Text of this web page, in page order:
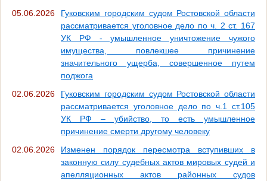
05.06.2026
Гуковским городским судом Ростовской области
рассматривается уголовное дело по ч. 2 ст. 167
УК РФ - умышленное уничтожение чужого
имущества, повлекшее причинение
значительного ущерба, совершенное путем
поджога
02.06.2026
Гуковским городским судом Ростовской области
рассматривается уголовное дело по ч.1 ст.105
УК РФ – убийство, то есть умышленное
причинение смерти другому человеку
02.06.2026
Изменен порядок пересмотра вступивших в
законную силу судебных актов мировых судей и
апелляционных актов районных судов